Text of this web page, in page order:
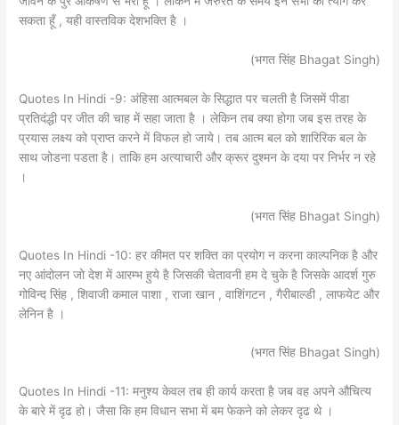
सकता हूँ , यही वास्तविक देशभक्ति है ।
(भगत सिंह Bhagat Singh)
Quotes In Hindi -9: अंहिसा आत्मबल के सिद्धात पर चलती है जिसमें पीडा
प्रतिदंद्धी पर जीत की चाह में सहा जाता है । लेकिन तब क्या होगा जब इस तरह के
प्रयास लक्ष्य को प्राप्त करने में विफल हो जाये। तब आत्म बल को शारिरिक बल के
साथ जोडना पडता है। ताकि हम अत्याचारी और क्रूर दुश्मन के दया पर निर्भर न रहे
।
(भगत सिंह Bhagat Singh)
Quotes In Hindi -10: हर कीमत पर शक्ति का प्रयोग न करना काल्पनिक है और
नए आंदोलन जो देश में आरम्भ हुये है जिसकी चेतावनी हम दे चुके है जिसके आदर्श गुरु
गोविन्द सिंह , शिवाजी कमाल पाशा , राजा खान , वाशिंगटन , गैरीबाल्डी , लाफयेट और
लेनिन है ।
(भगत सिंह Bhagat Singh)
Quotes In Hindi -11: मनुश्य केवल तब ही कार्य करता है जब वह अपने औचित्य
के बारे में दृढ हो। जैसा कि हम विधान सभा में बम फेकने को लेकर दृढ थे ।